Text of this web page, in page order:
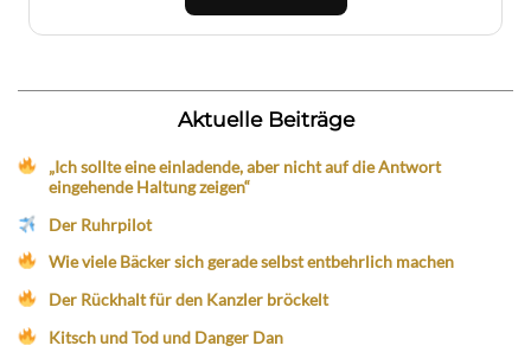
Aktuelle Beiträge
„Ich sollte eine einladende, aber nicht auf die Antwort
eingehende Haltung zeigen“
Der Ruhrpilot
Wie viele Bäcker sich gerade selbst entbehrlich machen
Der Rückhalt für den Kanzler bröckelt
Kitsch und Tod und Danger Dan